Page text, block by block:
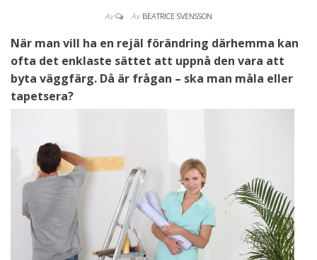
Av Av BEATRICE SVENSSON
När man vill ha en rejäl förändring därhemma kan
ofta det enklaste sättet att uppnå den vara att
byta väggfärg. Då är frågan – ska man måla eller
tapetsera?